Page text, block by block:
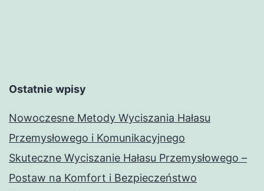
Ostatnie wpisy
Nowoczesne Metody Wyciszania Hałasu
Przemysłowego i Komunikacyjnego
Skuteczne Wyciszanie Hałasu Przemysłowego –
Postaw na Komfort i Bezpieczeństwo